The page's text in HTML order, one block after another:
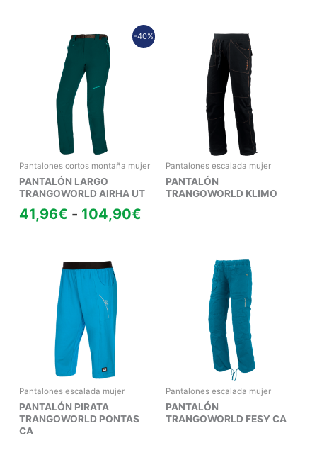
-40%
Pantalones cortos montaña mujer
PANTALÓN LARGO
TRANGOWORLD AIRHA UT
41,96€ - 104,90€
Rango
Pantalones escalada mujer
PANTALÓN
TRANGOWORLD KLIMO
Pantalones escalada mujer
PANTALÓN PIRATA
TRANGOWORLD PONTAS
CA
Pantalones escalada mujer
PANTALÓN
TRANGOWORLD FESY CA